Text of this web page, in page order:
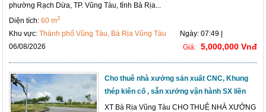
phường Rạch Dừa, TP. Vũng Tàu, tỉnh Bà Rịa...
Diện tích:60 m2
Khu vực:Thành phố Vũng Tàu, Bà Rịa Vũng Tàu
Ngày: 07:49 |
06/08/2026
Giá: 5,000,000 Vnđ
Cho thuê nhà xưởng sản xuất CNC, Khung
thép kiên cố , sẵn xưởng vận hành SX liền
XT Bà Rịa Vũng Tàu CHO THUÊ NHÀ XƯỞNG